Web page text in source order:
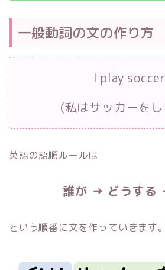
一般動詞の文の作り方
I play
(私はサッカーを
英語の語順ルールは
誰が → どうする
という順番に文を作っていきます。